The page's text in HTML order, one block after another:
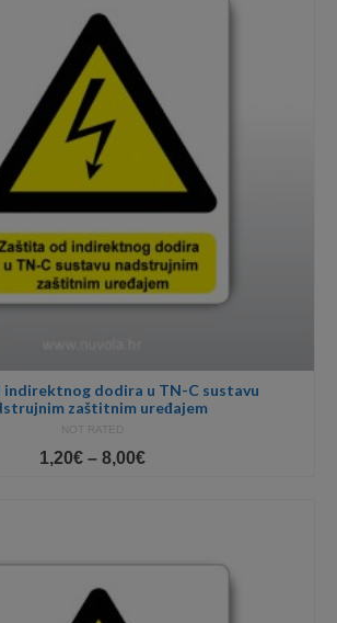
dodira u TN-C sustavu
zaštitnim uređajem
NOT RATED
1,20€ – 8,00€Price